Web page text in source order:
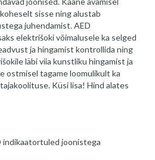
sisse ning alustab
juhendamist. AED
elektrišoki võimalusele ka selged
ja hingamist kontrollida ning
läbi viia kunstliku hingamist ja
ostmisel tagame loomulikult ka
Küsi lisa! Hind alates
indikaatortuled joonistega